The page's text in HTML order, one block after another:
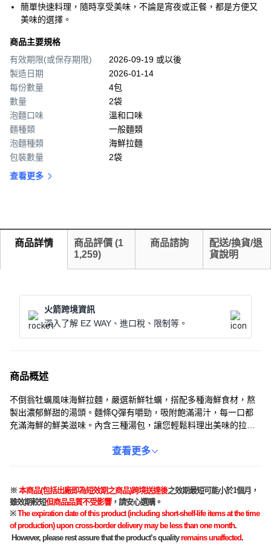
簡單快速料理，隨時享受美味，不論是宵夜或正餐，都是方便又
美味的選擇。
商品主要規格
有效期限(或保存期限)
2026-09-19 或以後
製造日期
2026-01-14
每份數量
4包
數量
2袋
泡麵口味
溫和口味
麵種類
一般麵類
泡麵種類
海鮮拉麵
包裝數量
2袋
查看更多
商品詳情 商品評價 (1
1,259)
商品諮詢
配送/換貨/退
貨說明
火箭跨境資訊
深入了解 EZ WAY、進口稅、限制等。
商品概述
不倒翁牡蠣風味海鮮拉麵，嚴選新鮮牡蠣，搭配多種海鮮食材，熬
製出濃郁鮮甜的湯頭。麵條Q彈有嚼勁，吸附飽滿湯汁，每一口都
充滿海鮮的鮮美滋味。內含三種湯包，讓您輕鬆料理出美味的拉
嚐到道地的海鮮拉麵。簡單方便的料理方式，讓您輕鬆享受美味。
查看更多
※ 本商品(包括出廠即為短效期之商品)跨境送達後之效期最短可能小於1個月，
雖效期較短但商品品質不受影響，請安心選購。
※The expiration date of this product (including short-shelf-life items at the time
of production) upon cross-border delivery may be less than one month.
However, please rest assure that the product’s qualityremains unaffected.